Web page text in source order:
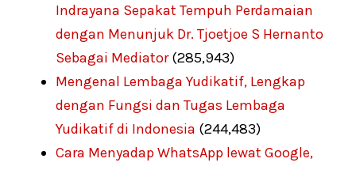
Indrayana Sepakat Tempuh Perdamaian
dengan Menunjuk Dr. Tjoetjoe S Hernanto
Sebagai Mediator (285,943)
Mengenal Lembaga Yudikatif, Lengkap
dengan Fungsi dan Tugas Lembaga
Yudikatif di Indonesia (244,483)
Cara Menyadap WhatsApp lewat Google,